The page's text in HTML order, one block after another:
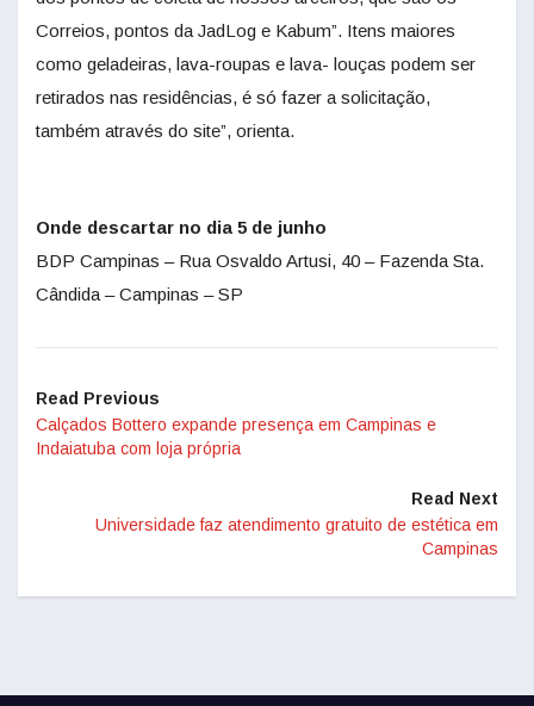
Correios, pontos da JadLog e Kabum”. Itens maiores
como geladeiras, lava-roupas e lava- louças podem ser
retirados nas residências, é só fazer a solicitação,
também através do site”, orienta.
Onde descartar no dia 5 de junho
BDP Campinas – Rua Osvaldo Artusi, 40 – Fazenda Sta.
Cândida – Campinas – SP
Read Previous
Calçados Bottero expande presença em Campinas e
Indaiatuba com loja própria
Read Next
Universidade faz atendimento gratuito de estética em
Campinas